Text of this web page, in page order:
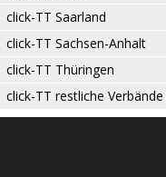
click-TT Saarland
click-TT Sachsen-Anhalt
click-TT Thüringen
click-TT restliche Verbände